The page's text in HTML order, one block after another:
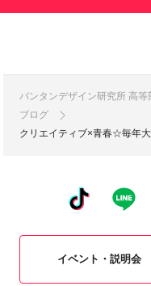
バンタンデザイン研究所 高
ブログ
クリエイティブ×青春☆毎年
イベント・説明会